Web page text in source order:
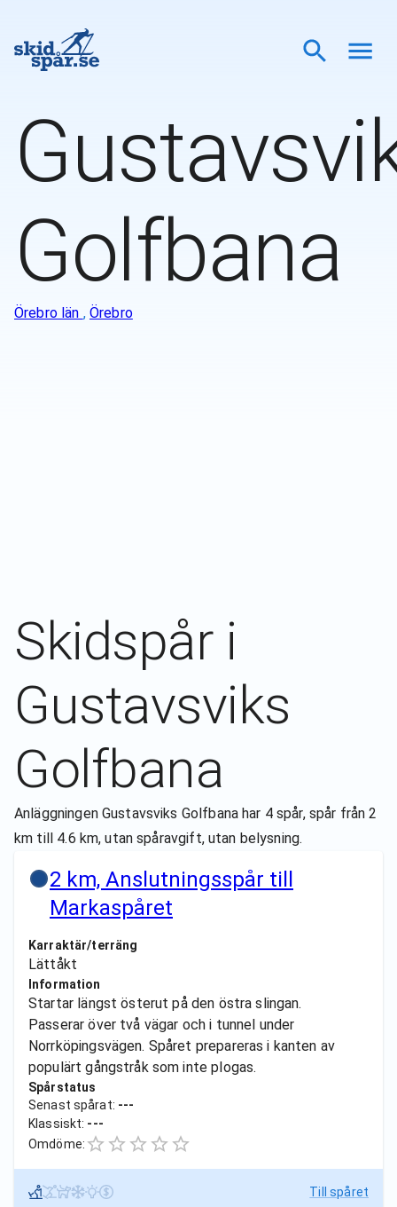
Golfbana
Örebro län , Örebro
Skidspår i
Gustavsviks
Golfbana
Anläggningen Gustavsviks Golfbana har 4 spår, spår från 2
km till 4.6 km, utan spåravgift, utan belysning.
2 km, Anslutningsspår till
Markaspåret
Karraktär/terräng
Lättåkt
Information
Startar längst österut på den östra slingan.
Passerar över två vägar och i tunnel under
Norrköpingsvägen. Spåret prepareras i kanten av
populärt gångstråk som inte plogas.
Spårstatus
Senast spårat: ---
Klassiskt: ---
Omdöme:
Till spåret